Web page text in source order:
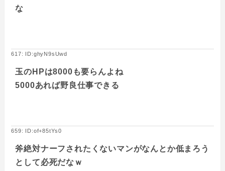
な
617: ID:ghyN9sUwd
玉のHPは8000も要らんよね
5000あれば野良仕事できる
659: ID:of+85tYs0
斧絶対ナーフされたくないマンがなんとか低まろう
として必死だなｗ